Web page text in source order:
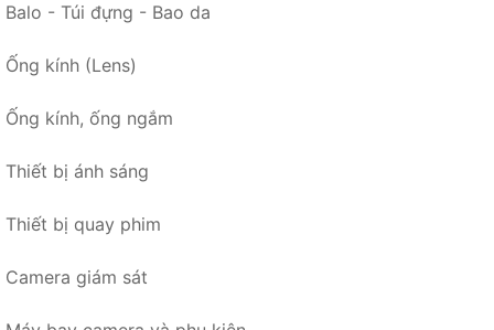
Balo - Túi đựng - Bao da
Ống kính (Lens)
Ống kính, ống ngắm
Thiết bị ánh sáng
Thiết bị quay phim
Camera giám sát